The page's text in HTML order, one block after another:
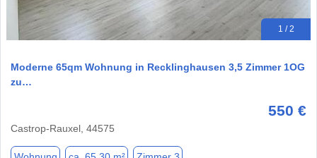
1 / 2
Moderne 65qm Wohnung in Recklinghausen 3,5 Zimmer 1OG
zu…
550 €
Castrop-Rauxel, 44575